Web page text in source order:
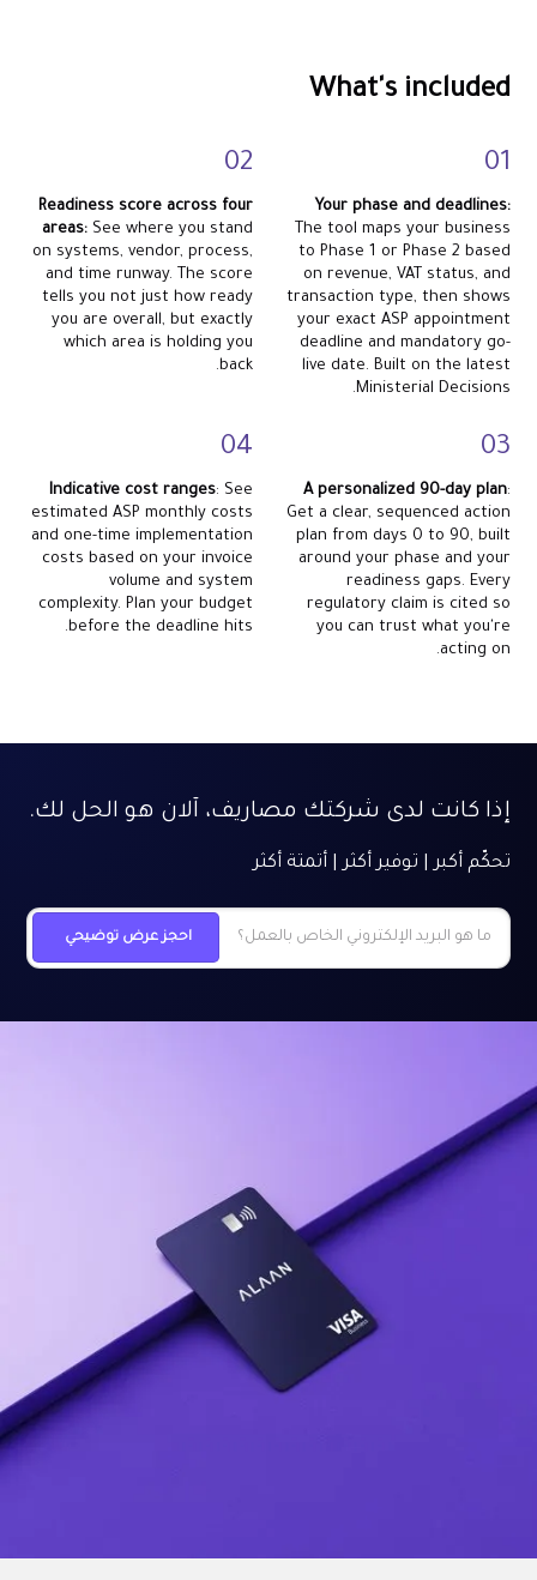
What's included
01
Your phase and deadlines:
The tool maps your business
to Phase 1 or Phase 2 based
on revenue, VAT status, and
transaction type, then shows
your exact ASP appointment
deadline and mandatory go-
live date. Built on the latest
Ministerial Decisions.
02
Readiness score across four
areas: See where you stand
on systems, vendor, process,
and time runway. The score
tells you not just how ready
you are overall, but exactly
which area is holding you
back.
03
A personalized 90-day plan:
Get a clear, sequenced action
plan from days 0 to 90, built
around your phase and your
readiness gaps. Every
regulatory claim is cited so
you can trust what you're
acting on.
04
Indicative cost ranges: See
estimated ASP monthly costs
and one-time implementation
costs based on your invoice
volume and system
complexity. Plan your budget
before the deadline hits.
إذا كانت لدى شركتك مصاريف، آلان هو الحل لك.
تحكّم أكبر | توفير أكثر | أتمتة أكثر